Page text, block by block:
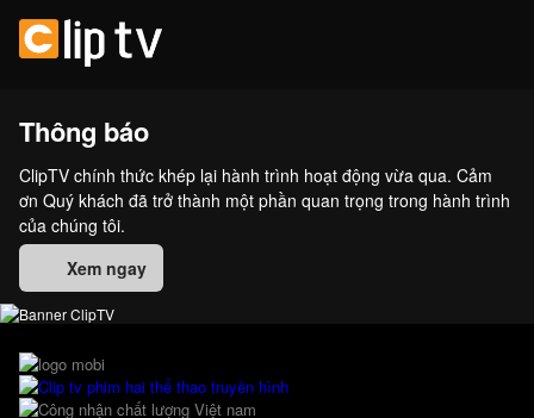
Thông báo
ClipTV chính thức khép lại hành trình hoạt động vừa qua. Cảm
ơn Quý khách đã trở thành một phần quan trọng trong hành trình
của chúng tôi.
Xem ngay